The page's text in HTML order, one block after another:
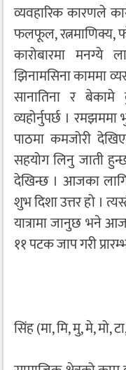
व्यवहारिक कारणले
फलफूल, रत्नमाणिक्य,
कारोबारमा मनग्ये
झिनामसिना काममा
सानातिना र
व्यहोर्नुपर्छ ।
पाठमा कमजोरी
सहयोग लिनु जाती
देखिन्छ । आजका
शुभ दिशा उत्तर हो ।
यात्रामा जानुछ भने
११ पटक जाप गरी
सिंह (मा, मि, मु, मे, मो,